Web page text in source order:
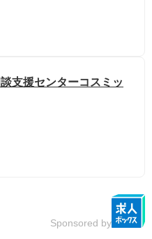
支援センターコスミッ
Sponsored by